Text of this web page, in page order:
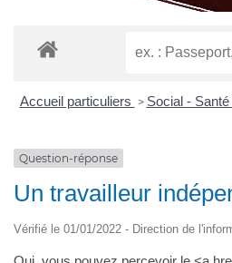
Accueil particuliers > Social - Santé
Question-réponse
Un travailleur
Vérifié le 01/01/2022 - Direction de